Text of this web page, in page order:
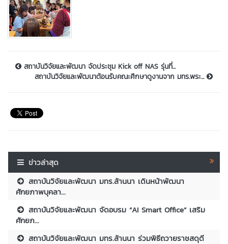
สถาบันวิจัยและพัฒนา จัดประชุม Kick off NAS รุ่นที่...
สถาบันวิจัยและพัฒนาต้อนรับคณะศึกษาดูงานจาก มทร.พระ...
ข่าวล่าสุด
สถาบันวิจัยและพัฒนา มทร.ล้านนา เดินหน้าพัฒนา
ศักยภาพบุคลา...
สถาบันวิจัยและพัฒนา จัดอบรม “AI Smart Office” เสริม
ศักยภ...
สถาบันวิจัยและพัฒนา มทร.ล้านนา ร่วมพิธีถวายราชสดุดี